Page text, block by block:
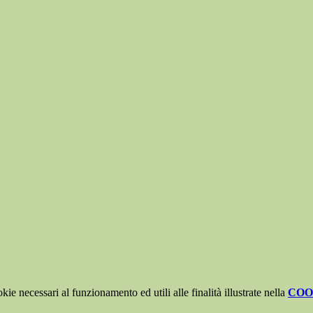
necessari al funzionamento ed utili alle finalità illustrate nella